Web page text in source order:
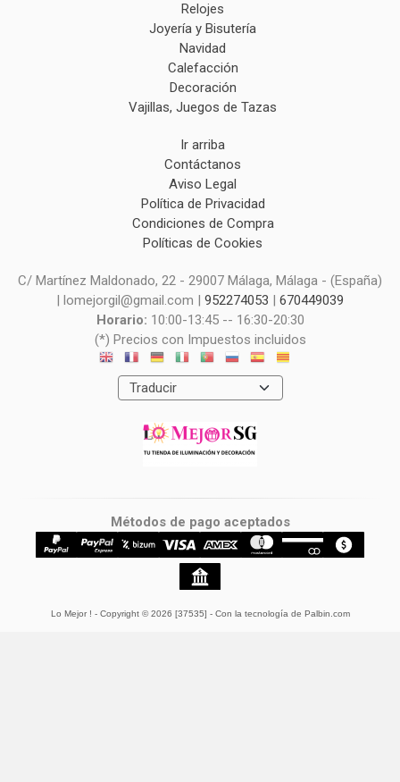
Relojes
Joyería y Bisutería
Navidad
Calefacción
Decoración
Vajillas, Juegos de Tazas
Ir arriba
Contáctanos
Aviso Legal
Política de Privacidad
Condiciones de Compra
Políticas de Cookies
C/ Martínez Maldonado, 22 - 29007 Málaga, Málaga - (España)
| lomejorgil@gmail.com | 952274053
670449039
Horario: 10:00-13:45 -- 16:30-20:30
(*) Precios con Impuestos incluidos
Métodos de pago aceptados
Lo Mejor ! - Copyright © 2026 [37535] - Con la tecnología de Palbin.com